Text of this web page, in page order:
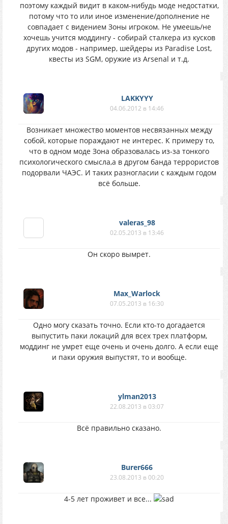
поэтому каждый видит в каком-нибудь моде недостатки,
потому что то или иное изменение/дополнение не
совпадает с видением Зоны игроком. Не умеешь/не
хочешь учится моддингу - собирай сталкера из кусков
других модов - например, шейдеры из Paradise Lost,
квесты из SGM, оружие из Arsenal и т.д.
LAKKYYY
04.06.2012 в 14:46
Возникает множество моментов несвязанных между
собой, которые пораждают не интерес. К примеру то,
что в одном моде Зона образовалась из-за тонкого
психологического смысла,а в другом банда террористов
подорвали ЧАЭС. И таких разногласии с каждым годом
всё больше.
valeras_98
02.05.2013 в 13:46
Он скоро вымрет.
Max_Warlock
07.05.2013 в 16:30
Одно могу сказать точно. Если кто-то догадается
выпустить паки локаций для всех трех платформ,
моддинг не умрет еще очень и очень долго. А если еще
и паки оружия выпустят, то и вообще.
ylman2013
22.08.2013 в 03:07
Всё правильно сказано.
Burer666
23.08.2013 в 00:20
4-5 лет проживет и все...